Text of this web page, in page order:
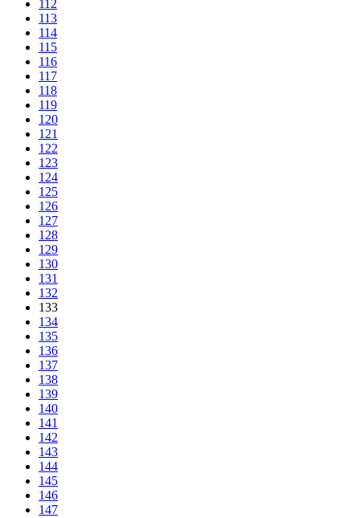
112
113
114
115
116
117
118
119
120
121
122
123
124
125
126
127
128
129
130
131
132
133
134
135
136
137
138
139
140
141
142
143
144
145
146
147